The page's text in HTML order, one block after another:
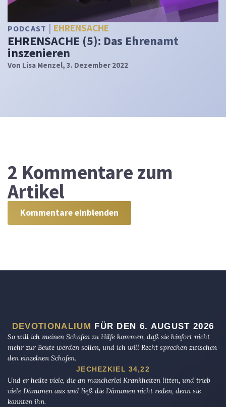
PODCAST EHRENSACHE
EHRENSACHE (5): Das Ehrenamt
inszenieren
Von Lisa Menzel, 3. Dezember 2022
2 Kommentare zum
Artikel
Kommentare einblenden
DEVOTIONALIUM
FÜR DEN 6. AUGUST 2026
So will ich meinen Schafen zu Hilfe kommen, daß sie hinfort nicht
mehr zur Beute werden sollen, und ich will Recht sprechen zwischen
den einzelnen Schafen.
JECHEZKIEL 34,22
Und er heilte viele, die an mancherlei Krankheiten litten, und trieb
viele Dämonen aus und ließ die Dämonen nicht reden, denn sie
kannten ihn.